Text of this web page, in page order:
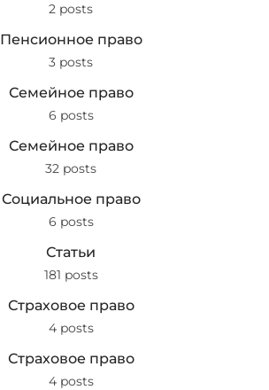
2 posts
Пенсионное право
3 posts
Семейное право
6 posts
Семейное право
32 posts
Социальное право
6 posts
Статьи
181 posts
Страховое право
4 posts
Страховое право
4 posts